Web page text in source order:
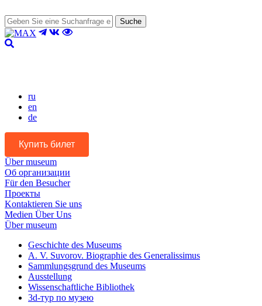
Suche
ru
en
de
Купить билет
Über museum
Об организации
Für den Besucher
Проекты
Kontaktieren Sie uns
Medien Über Uns
Über museum
Geschichte des Museums
A. V. Suvorov. Biographie des Generalissimus
Sammlungsgrund des Museums
Ausstellung
Wissenschaftliche Bibliothek
3d-тур по музею